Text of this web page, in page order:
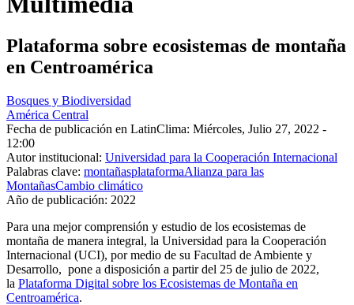
Plataforma sobre ecosistemas de montaña
en Centroamérica
Bosques y Biodiversidad
América Central
Fecha de publicación en LatinClima: Miércoles, Julio 27, 2022 -
12:00
Autor institucional: Universidad para la Cooperación Internacional
Palabras clave: montañasplataformaAlianza para las
MontañasCambio climático
Año de publicación: 2022
Para una mejor comprensión y estudio de los ecosistemas de
montaña de manera integral, la Universidad para la Cooperación
Internacional (UCI), por medio de su Facultad de Ambiente y
Desarrollo, pone a disposición a partir del 25 de julio de 2022,
la Plataforma Digital sobre los Ecosistemas de Montaña en
Centroamérica.